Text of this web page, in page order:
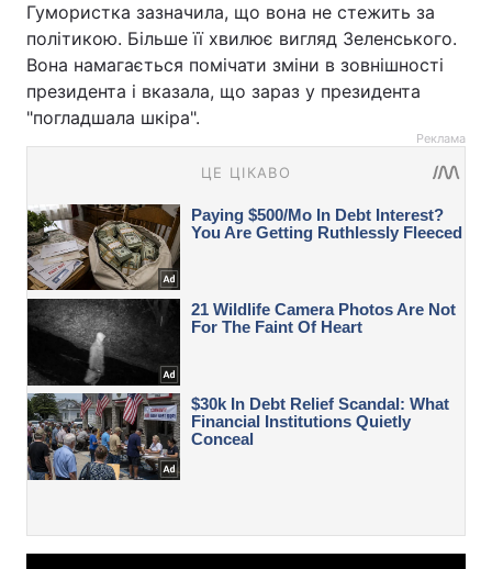
Гумористка зазначила, що вона не стежить за
політикою. Більше її хвилює вигляд Зеленського.
Вона намагається помічати зміни в зовнішності
президента і вказала, що зараз у президента
"погладшала шкіра".
Реклама